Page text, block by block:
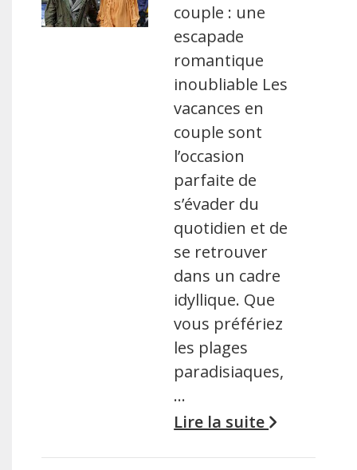
couple : une
escapade
romantique
inoubliable Les
vacances en
couple sont
l’occasion
parfaite de
s’évader du
quotidien et de
se retrouver
dans un cadre
idyllique. Que
vous préfériez
les plages
paradisiaques,
…
Lire la suite